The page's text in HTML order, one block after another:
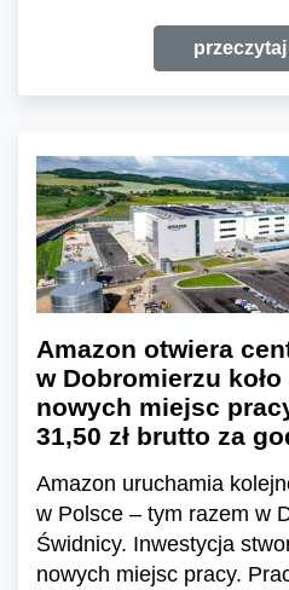
Amazon otwiera
w Dobromierzu
nowych miejsc
31,50 zł brutto za
Amazon uruchamia
w Polsce – tym razem w
Świdnicy. Inwestycja
nowych miejsc pracy.